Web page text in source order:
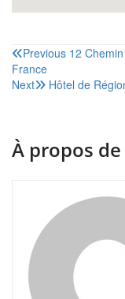
de
Previous 12
France
Next
Hôtel de
À propos